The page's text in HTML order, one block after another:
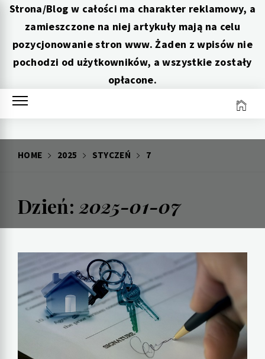
Strona/Blog w całości ma charakter reklamowy, a
zamieszczone na niej artykuły mają na celu
pozycjonowanie stron www. Żaden z wpisów nie
pochodzi od użytkowników, a wszystkie zostały
opłacone.
Skip
HOME 2025 STYCZEŃ 7
Dzień: 2025-01-07